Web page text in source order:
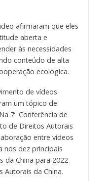
afirmaram que eles
aberta e
às necessidades
conteúdo de alta
ecológica.
de vídeos
um tópico de
7ª Conferência de
de Direitos Autorais
entre vídeos
nos dez principais
da China para 2022
Autorais da China.